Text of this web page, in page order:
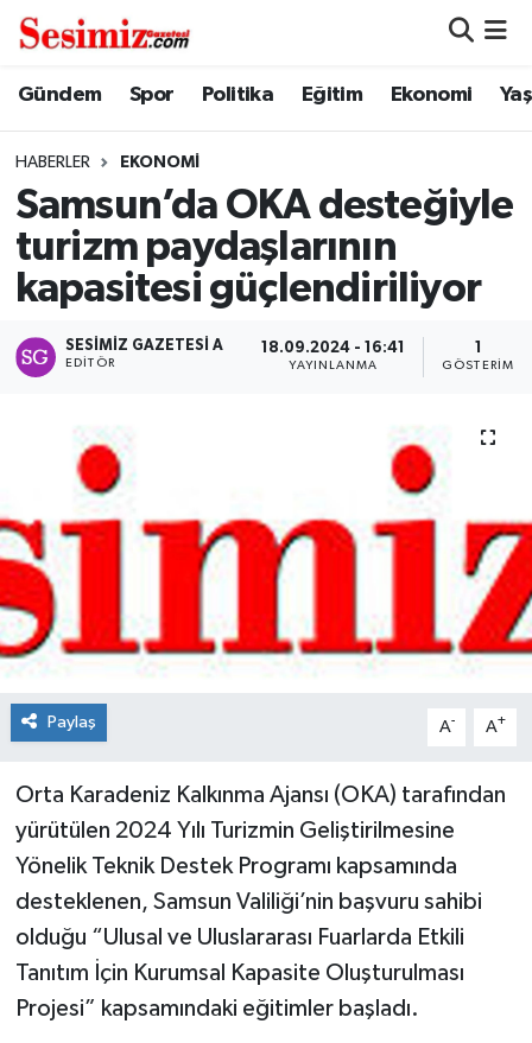
Gündem Spor Politika Eğitim Ekonomi
HABERLER EKONOMI
Samsun’da OKA desteğiyle
turizm paydaşlarının
kapasitesi güçlendiriliyor
SESIMIZ GAZETESI A
EDITÖR
18.09.2024 - 16:41
YAYINLANMA GÖSTERIM
Paylaş A- A+
Orta Karadeniz Kalkınma Ajansı (OKA) tarafından
yürütülen 2024 Yılı Turizmin Geliştirilmesine
Yönelik Teknik Destek Programı kapsamında
desteklenen, Samsun Valiliği’nin başvuru sahibi
olduğu “Ulusal ve Uluslararası Fuarlarda Etkili
Tanıtım İçin Kurumsal Kapasite Oluşturulması
Projesi” kapsamındaki eğitimler başladı.
Dünya
Ekonomi
Gündem
Politika
Sağlık
Spor
Teknoloji
Nöbetçi Eczaneler
Namaz Vakitleri
Trafik Durumu
Süper Lig Puan Durumu ve Fikstür
Son Dakika Haberleri
Haber Arşivi